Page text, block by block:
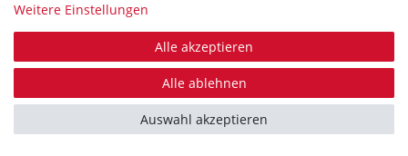
* Alle Preise verstehen sich inkl. MwSt. zzgl. Versandkosten. Alle Angebote sind
freibleibend zzgl. Versandkosten. Irrtümer, Druckfehler und Preisänderungen
vorbehalten.
Bei Zahlungseingang bis 14 Uhr erfolgt der Versand, Montags bis Freitags außer
an Feiertagen, am gleichen Tag.
Copyright 2026 | Alle Rechte vorbehalten.
Weitere Einstellungen
Alle akzeptieren
Alle ablehnen
Auswahl akzeptieren